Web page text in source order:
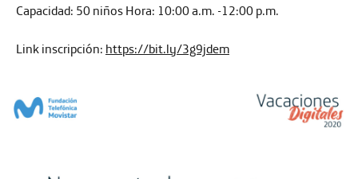
Capacidad: 50 niños Hora: 10:00 a.m. -12:00 p.m.
Link inscripción: https://bit.ly/3g9jdem